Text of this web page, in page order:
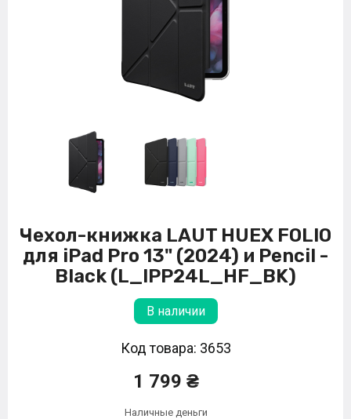
Чехол-книжка LAUT HUEX FOLIO
для iPad Pro 13" (2024) и Pencil -
Black (L_IPP24L_HF_BK)
В наличии
Код товара: 3653
1 799 ₴
Наличные деньги